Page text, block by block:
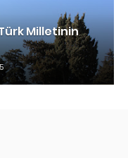
Milletinin